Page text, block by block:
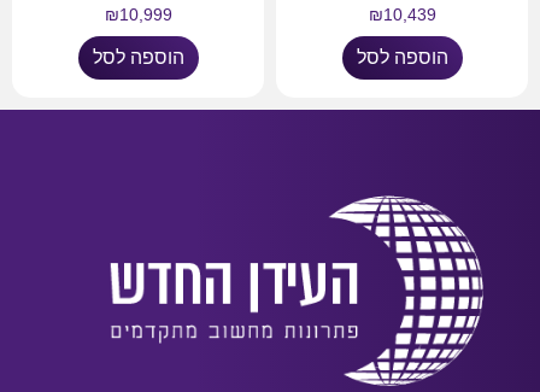
₪10,439
הוספה לסל
₪10,999
הוספה לסל